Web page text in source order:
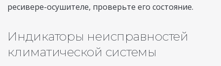
ресивере-осушителе, проверьте его состояние.
Индикаторы неисправностей
климатической системы